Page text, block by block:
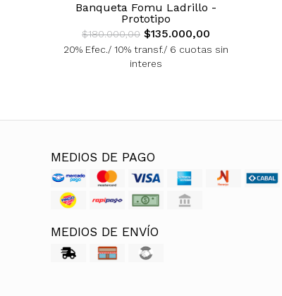
Banqueta Fomu Ladrillo -
Prototipo
$180.000,00 $135.000,00
20% Efec./ 10% transf./ 6 cuotas sin
interes
MEDIOS DE PAGO
MEDIOS DE ENVÍO